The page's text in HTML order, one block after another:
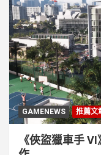
GAMENEWS 推薦文
《俠盜獵車手